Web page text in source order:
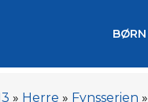
BØRN
» Herre » Fynsserien »